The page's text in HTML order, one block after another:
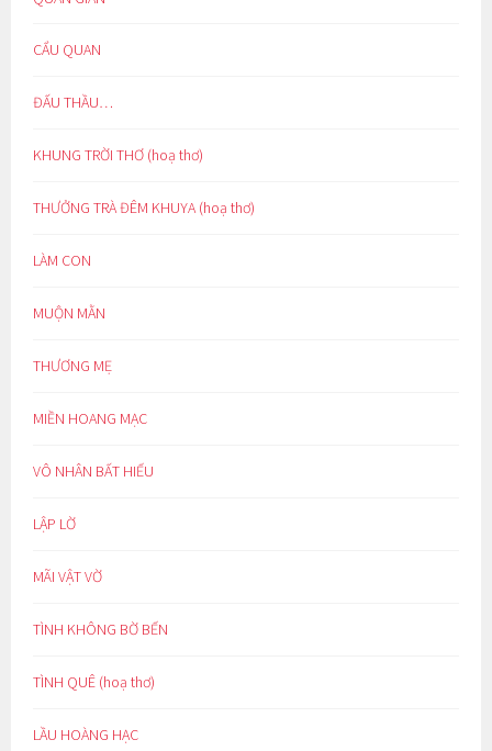
CẨU QUAN
ĐẤU THẦU…
KHUNG TRỜI THƠ (hoạ thơ)
THƯỞNG TRÀ ĐÊM KHUYA (hoạ thơ)
LÀM CON
MUỘN MẰN
THƯƠNG MẸ
MIỀN HOANG MẠC
VÔ NHÂN BẤT HIẾU
LẬP LỜ
MÃI VẬT VỜ
TÌNH KHÔNG BỜ BẾN
TÌNH QUÊ (hoạ thơ)
LẦU HOÀNG HẠC